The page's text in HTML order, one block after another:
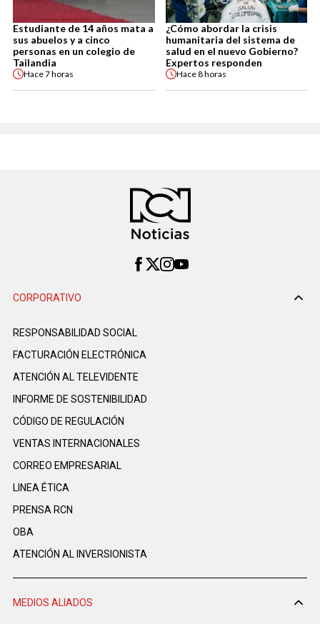
Estudiante de 14 años mata a
sus abuelos y a cinco
personas en un colegio de
Tailandia
Hace7 horas
¿Cómo abordar la crisis
humanitaria del sistema de
salud en el nuevo Gobierno?
Expertos responden
Hace8 horas
CORPORATIVO
RESPONSABILIDAD SOCIAL
FACTURACIÓN ELECTRÓNICA
ATENCIÓN AL TELEVIDENTE
INFORME DE SOSTENIBILIDAD
CÓDIGO DE REGULACIÓN
VENTAS INTERNACIONALES
CORREO EMPRESARIAL
LINEA ÉTICA
PRENSA RCN
OBA
ATENCIÓN AL INVERSIONISTA
MEDIOS ALIADOS